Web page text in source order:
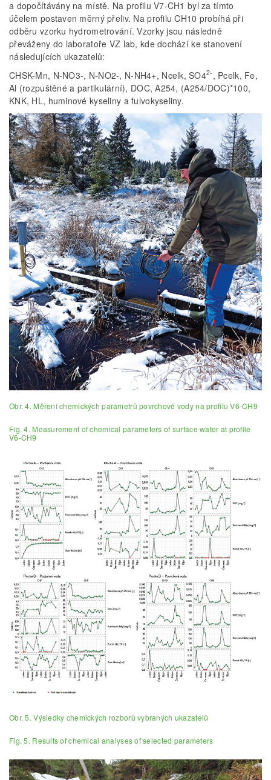
a dopočítávány na místě. Na profilu V7-CH1 byl za tímto
účelem postaven měrný přeliv. Na profilu CH10 probíhá při
odběru vzorku hydrometrování. Vzorky jsou následně
převáženy do laboratoře VZ lab, kde dochází ke stanovení
následujících ukazatelů:
CHSK-Mn, N-NO3-, N-NO2-, N-NH4+, Ncelk, SO42- , Pcelk, Fe,
Al (rozpuštěné a partikulární), DOC, A254, (A254/DOC)*100,
KNK, HL, huminové kyseliny a fulvokyseliny.
Obr. 4. Měření chemických parametrů povrchové vody na profilu V6-CH9
Fig. 4. Measurement of chemical parameters of surface water at profile
V6-CH9
Obr. 5. Výsledky chemických rozborů vybraných ukazatelů
Fig. 5. Results of chemical analyses of selected parameters